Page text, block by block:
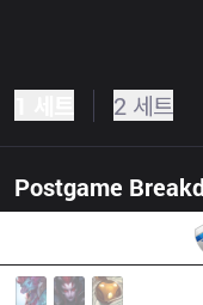
2 세트
Postgame